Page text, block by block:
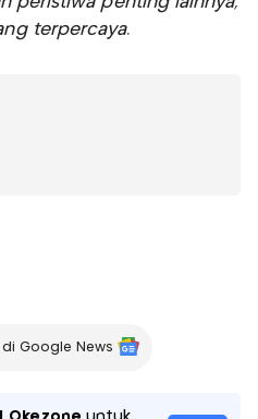
terpercaya.
di Google News